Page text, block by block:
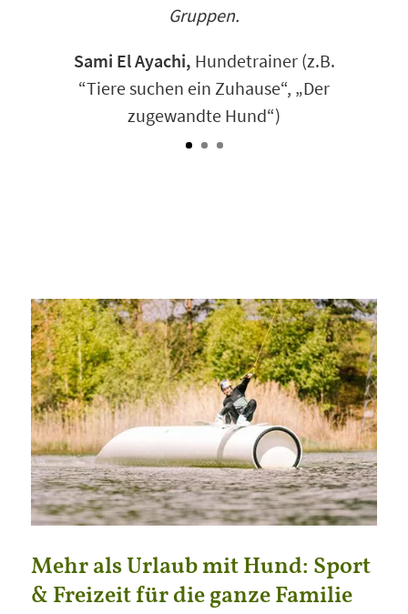
Gruppen.
Sami El Ayachi, Hundetrainer (z.B.
“Tiere suchen ein Zuhause“, „Der
zugewandte Hund“)
Mehr als Urlaub mit Hund: Sport
& Freizeit für die ganze Familie